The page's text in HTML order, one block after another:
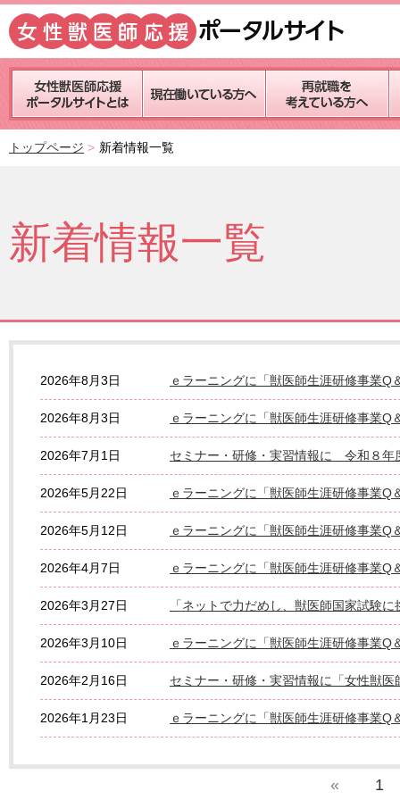
トップページ 新着情報一覧
新着情報一覧
2026年8月3日 ｅラーニングに「獣医師生涯研修事業
2026年8月3日 ｅラーニングに「獣医師生涯研修事業
2026年7月1日 セミナー・研修・実習情報に 令和８年
2026年5月22日 ｅラーニングに「獣医師生涯研修事業
2026年5月12日 ｅラーニングに「獣医師生涯研修事業
2026年4月7日 ｅラーニングに「獣医師生涯研修事業
2026年3月27日 「ネットで力だめし、獣医師国家試験
2026年3月10日 ｅラーニングに「獣医師生涯研修事業
2026年2月16日 セミナー・研修・実習情報に「女性獣
2026年1月23日 ｅラーニングに「獣医師生涯研修事業
« 1